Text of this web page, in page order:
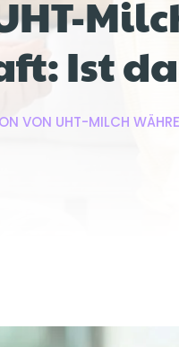
Ist
VON UHT-MILCH